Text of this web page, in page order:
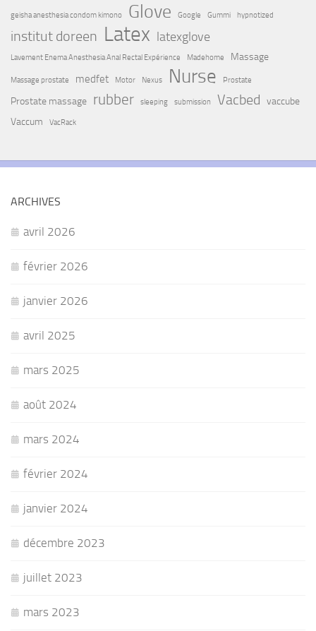
geisha anesthesia condom kimono Glove Google Gummi hypnotized
institut doreen Latex latexglove
Lavement Enema Anesthesia Anal Rectal Expérience Madehome Massage
Massage prostate medfet Motor Nexus Nurse Prostate
Prostate massage rubber sleeping submission Vacbed
vaccube
Vaccum
VacRack
ARCHIVES
avril 2026
février 2026
janvier 2026
avril 2025
mars 2025
août 2024
mars 2024
février 2024
janvier 2024
décembre 2023
juillet 2023
mars 2023